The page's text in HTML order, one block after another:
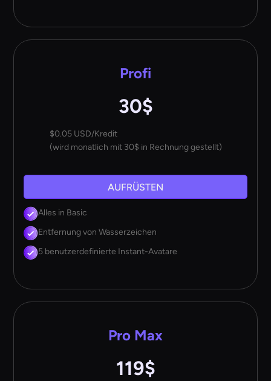
Profi
30$
$0.05 USD/Kredit
(wird monatlich mit 30$ in Rechnung gestellt)
AUFRÜSTEN
Alles in Basic
Entfernung von Wasserzeichen
5 benutzerdefinierte Instant-Avatare
Pro Max
119$